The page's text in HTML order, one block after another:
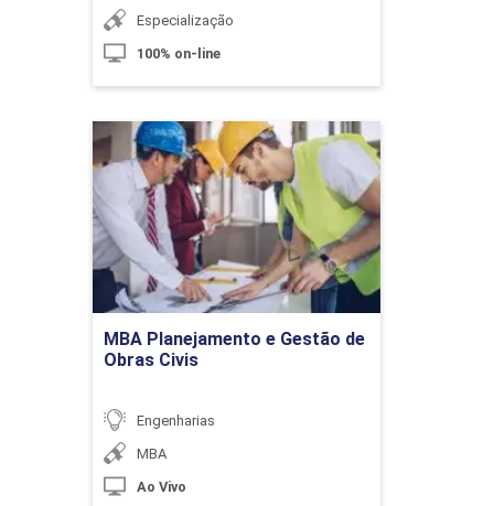
Processos e Técnicas Construtivas
de Coberturas
10h
Especialização
100% on-line
MBA Planejamento e Gestão de
Obras Civis
Engenharias
MBA
Ao Vivo
MBA Planejamento e
Gestão de Obras Civis
Detalhes do curso
Ir para Inscrição